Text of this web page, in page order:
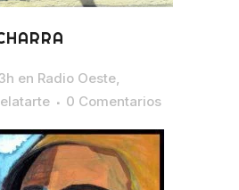
en Radio Oeste,
0 Comentarios